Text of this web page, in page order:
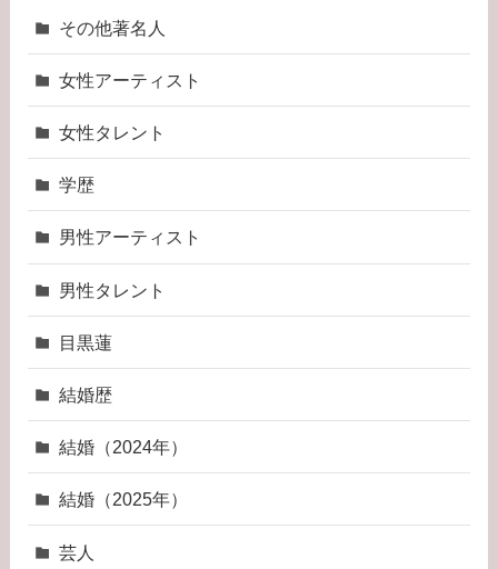
その他著名人
女性アーティスト
女性タレント
学歴
男性アーティスト
男性タレント
目黒蓮
結婚歴
結婚（2024年）
結婚（2025年）
芸人